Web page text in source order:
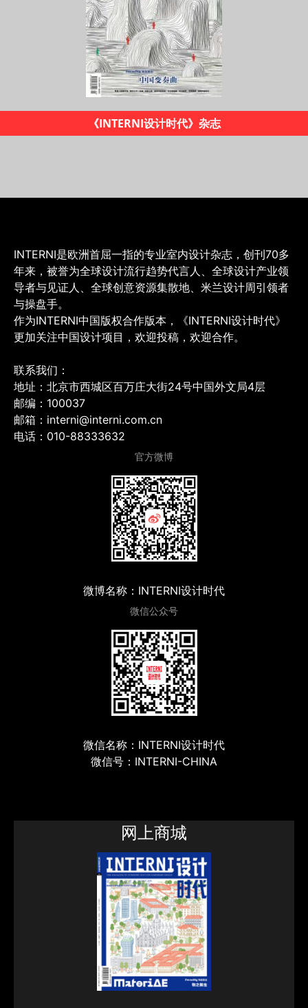
2019米兰设计地图
INTERNI是欧洲首屈一指的专业室内设计杂志，创刊70多
年来，被誉为全球设计流行趋势代言人、全球设计产业领
导者与见证人、全球创意资源集散地、米兰设计周引领者
与操盘手。
作为INTERNI中国版权合作版本，《INTERNI设计时代》
更加关注中国设计项目，欢迎投稿，欢迎合作。
联系我们：
地址：北京市西城区百万庄大街24号中国外文局4层
邮编：100037
邮箱：interni@interni.com.cn
电话：010-88333632
官方微博
微博名称：INTERNI设计时代
微信公众号
微信名称：INTERNI设计时代
微信号：INTERNI-CHINA
网上商城